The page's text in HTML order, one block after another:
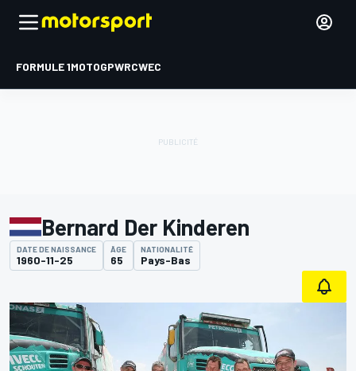
FORMULE 1MOTOGPWRCWEC
Bernard Der Kinderen
DATE DE NAISSANCE
1960-11-25
ÂGE
65
NATIONALITÉ
Pays-Bas